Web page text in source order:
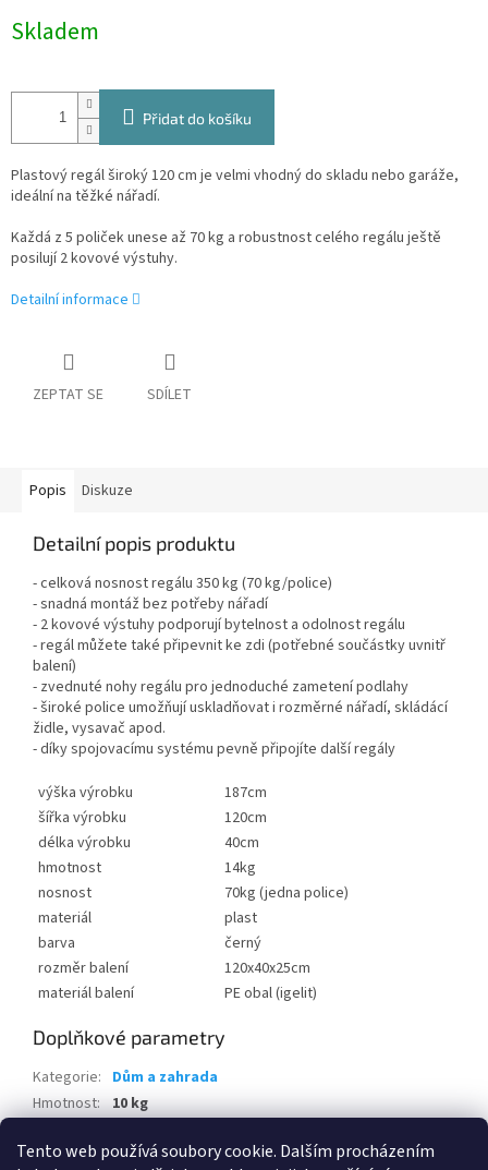
Tento web používá soubory cookie. Dalším procházením
cena:
Skladem
Přidat do košíku
Plastový regál široký 120 cm je velmi vhodný do skladu nebo garáže,
ideální na těžké nářadí.
Každá z 5 poliček unese až 70 kg a robustnost celého regálu ještě
posilují 2 kovové výstuhy.
Detailní informace
ZEPTAT SE SDÍLET
Popis Diskuze
Detailní popis produktu
- celková nosnost regálu 350 kg (70 kg/police)
- snadná montáž bez potřeby nářadí
- 2 kovové výstuhy podporují bytelnost a odolnost regálu
- regál můžete také připevnit ke zdi (potřebné součástky uvnitř
balení)
- zvednuté nohy regálu pro jednoduché zametení podlahy
- široké police umožňují uskladňovat i rozměrné nářadí, skládácí
židle, vysavač apod.
- díky spojovacímu systému pevně připojíte další regály
výška výrobku
187cm
šířka výrobku
120cm
délka výrobku
40cm
hmotnost
14kg
nosnost
70kg (jedna police)
materiál
plast
barva
černý
rozměr balení
120x40x25cm
materiál balení
PE obal (igelit)
Doplňkové parametry
Kategorie: Dům a zahrada
Hmotnost: 10 kg